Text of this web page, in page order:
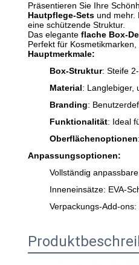
Präsentieren Sie Ihre
Hautpflege-Sets und mehr.
eine schützende Struktur.
Das elegante flache Box-
Perfekt für
Hauptmerkmale:
Box-Struktur: Steife
Material: Langlebiger,
Branding:
Funktionalität: Ideal
Oberflächenoptionen
Anpassungsoptionen:
Vollständig
Inneneinsätze: EVA-
Verpackungs-Add-